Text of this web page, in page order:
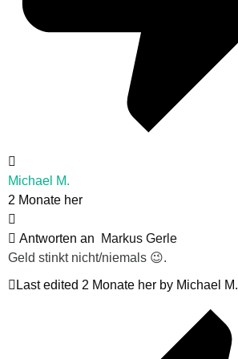
Michael M.
2 Monate her
Antworten an
Markus Gerle
Geld stinkt nicht/niemals 😉.
Last edited 2 Monate her by Michael M.